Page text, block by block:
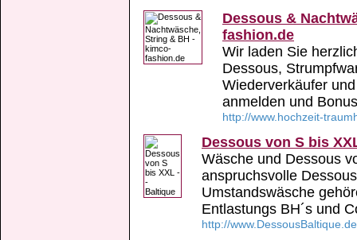
Dessous &
fashion.de
Wir laden Sie
Dessous,
Wiederverkäufer
anmelden und
http://www.hochzeit-
Dessous von S bis
Wäsche und Dessous
anspruchsvolle
Umstandswäsche
Entlastungs BH´s und
http://www.DessousBaltique.de